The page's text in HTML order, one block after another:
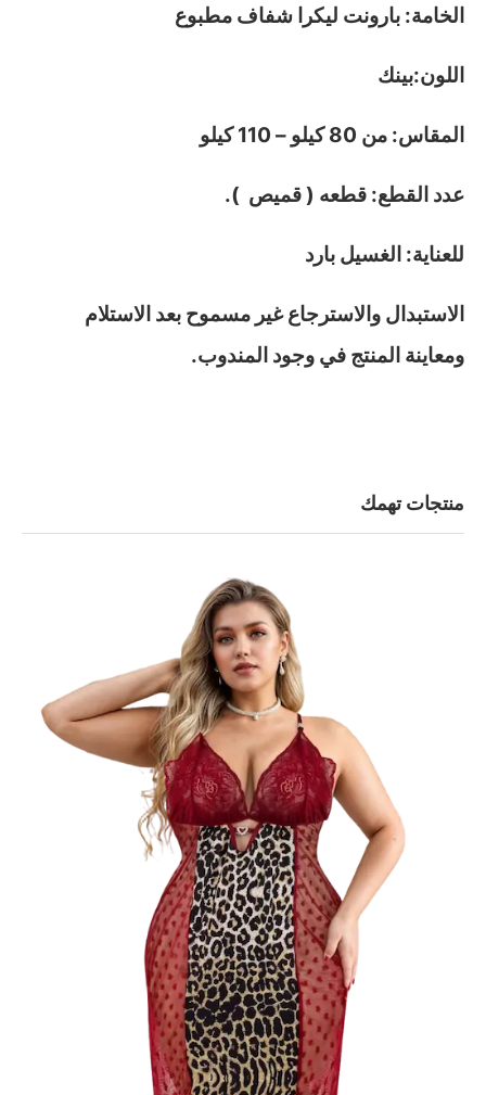
الخامة: بارونت ليكرا شفاف مطبوع
اللون:بينك
المقاس: من 80 كيلو – 110 كيلو
عدد القطع: قطعه ( قميص ).
للعناية: الغسيل بارد
الاستبدال والاسترجاع غير مسموح بعد الاستلام
ومعاينة المنتج في وجود المندوب.
منتجات تهمك